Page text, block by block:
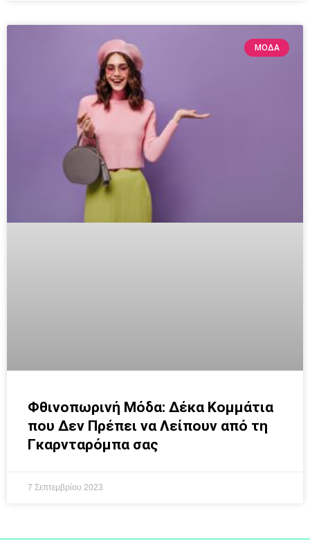
ΜΟΔΑ
Φθινοπωρινή Μόδα: Δέκα Κομμάτια
που Δεν Πρέπει να Λείπουν από τη
Γκαρνταρόμπα σας
7 Σεπτεμβρίου 2023